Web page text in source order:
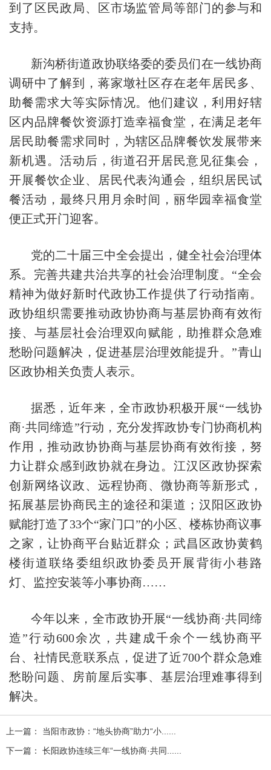
到了区民政局、区市场监管局等部门的参与和
支持。
新沟桥街道政协联络委的委员们在一线协商
调研中了解到，蒋家墩社区存在老年居民多、
助餐需求大等实际情况。他们建议，利用好辖
区内品牌餐饮资源打造幸福食堂，在满足老年
居民助餐需求同时，为辖区品牌餐饮发展带来
新机遇。活动后，街道召开居民意见征集会，
开展餐饮企业、居民代表沟通会，组织居民试
餐活动，最终只用月余时间，丽华园幸福食堂
便正式开门迎客。
党的二十届三中全会提出，健全社会治理体
系。完善共建共治共享的社会治理制度。“全会
精神为做好新时代政协工作提供了行动指南。
政协组织需要推动政协协商与基层协商有效衔
接、与基层社会治理双向赋能，助推群众急难
愁盼问题解决，促进基层治理效能提升。”青山
区政协相关负责人表示。
据悉，近年来，全市政协积极开展“一线协
商·共同缔造”行动，充分发挥政协专门协商机构
作用，推动政协协商与基层协商有效衔接，努
力让群众感到政协就在身边。江汉区政协探索
创新网络议政、远程协商、微协商等新形式，
拓展基层协商民主的途径和渠道；汉阳区政协
赋能打造了33个“家门口”的小区、楼栋协商议事
之家，让协商平台贴近群众；武昌区政协黄鹤
楼街道联络委组织政协委员开展背街小巷路
灯、监控安装等小事协商……
今年以来，全市政协开展“一线协商·共同缔
造”行动600余次，共建成千余个一线协商平
台、社情民意联系点，促进了近700个群众急难
愁盼问题、房前屋后实事、基层治理难事得到
解决。
上一篇： 当阳市政协：“地头协商”助力“小......
下一篇： 长阳政协连续三年“一线协商·共同......